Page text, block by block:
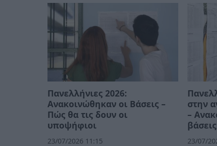
Πανελλήνιες 2026:
Ανακοινώθηκαν οι Βάσεις –
Πώς θα τις δουν οι
υποψήφιοι
23/07/2026 11:15
στην
–
23/07/